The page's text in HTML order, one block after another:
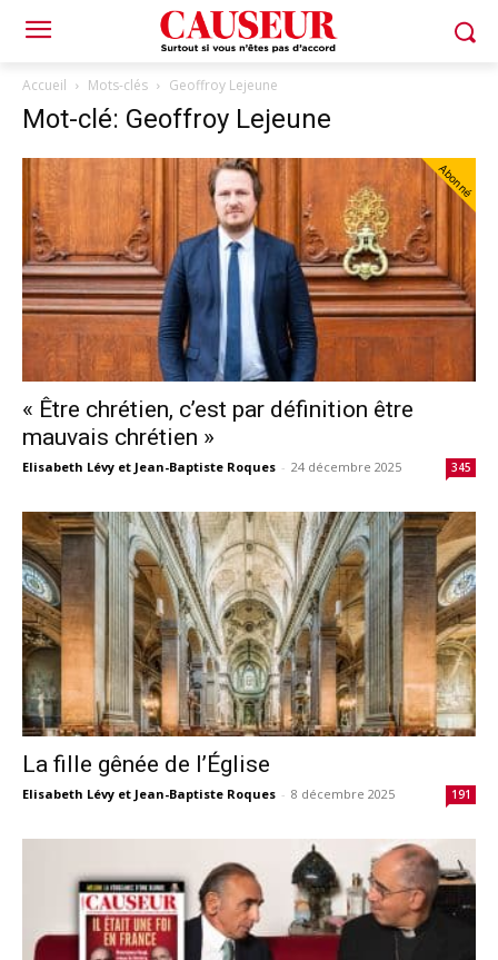
Accueil Mots-clés Geoffroy Lejeune
Mot-clé: Geoffroy Lejeune
Abonné
« Être chrétien, c’est par définition être
mauvais chrétien »
Elisabeth Lévy et Jean-Baptiste Roques - 24 décembre 2025 345
La fille gênée de l’Église
Elisabeth Lévy et Jean-Baptiste Roques - 8 décembre 2025 191